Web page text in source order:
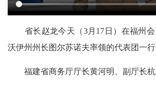
省长赵龙今天（3月17日）在福州会
沃伊州州长图尔苏诺夫率领的代表团一行
福建省商务厅厅长黄河明、副厅长杭